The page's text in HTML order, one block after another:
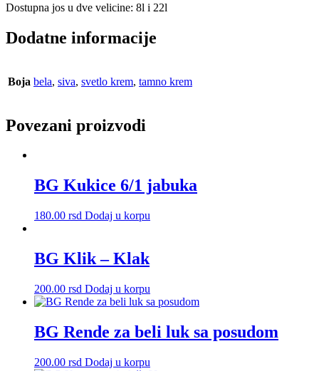
Dostupna jos u dve velicine: 8l i 22l
Dodatne informacije
Boja bela, siva, svetlo krem, tamno krem
Povezani proizvodi
BG Kukice 6/1 jabuka
180.00 rsd Dodaj u korpu
BG Klik – Klak
200.00 rsd Dodaj u korpu
BG Rende za beli luk sa posudom
200.00 rsd Dodaj u korpu